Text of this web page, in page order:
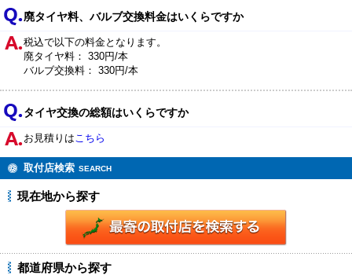
廃タイヤ料、バルブ交換料金はいくらですか
税込で以下の料金となります。
廃タイヤ料： 330円/本
バルブ交換料： 330円/本
タイヤ交換の総額はいくらですか
お見積りはこちら
取付店検索 SEARCH
現在地から探す
都道府県から探す